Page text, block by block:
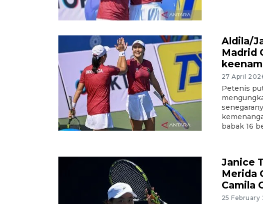
Aldila/
Madrid
keenam
27 April
Petenis
babak 16
Janice
Merida
Camila
25 February